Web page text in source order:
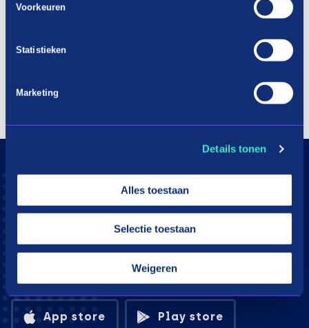
Voorkeuren
Statistieken
Marketing
Details tonen
Alles toestaan
Selectie toestaan
Weigeren
Download the in3 app
App store Play store